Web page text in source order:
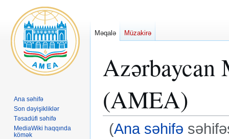
Azərbaycan
(AMEA)
(Ana səhifə
Məqalə Müzakirə
Ana səhifə
Son dəyişikliklər
Təsadüfi səhifə
MediaWiki haqqında
kömək